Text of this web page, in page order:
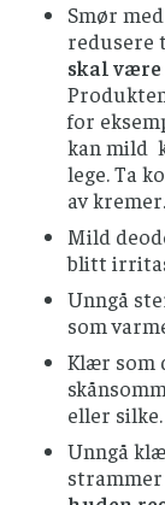
Smør
redusere
skal
for
kan mild
lege. Ta
av kremer.
Mild
blitt
Unngå
som
Klær som
eller silke.
Unngå
strammer